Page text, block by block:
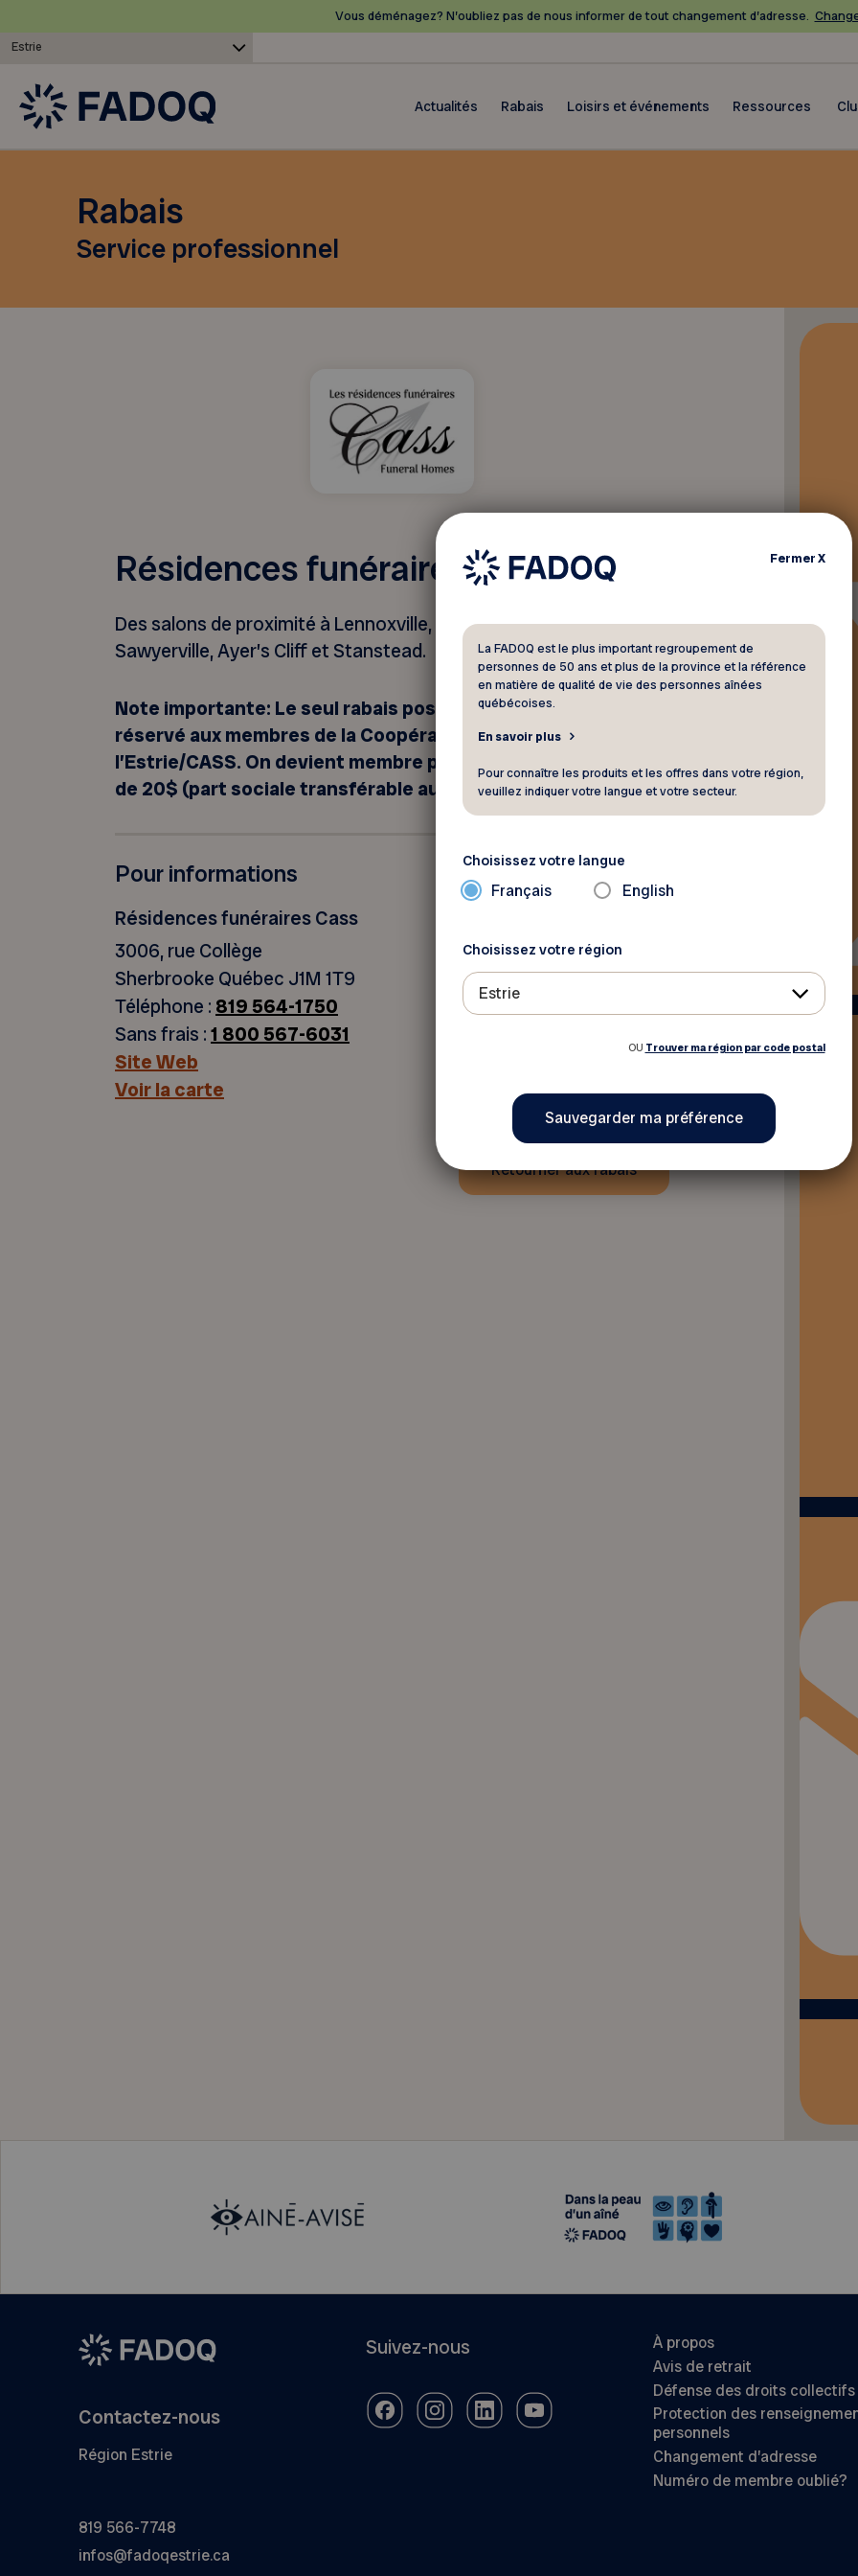
Vous déménagez? N’oubliez pas de nous informer de tout changement d’adresse.
Estrie
Actualités Rabais Loisirs et événements Ressources
Rabais
Service professionnel
Résidences funéraires Cass
Des salons de proximité à Lennoxville, Richmond, Cookshire,
Sawyerville, Ayer’s Cliff et Stanstead.
Note importante: Le seul rabais possible (5%) est celui
réservé aux membres de la Coopérative funéraire de
l’Estrie/CASS. On devient membre pour un montant unique
de 20$ (part sociale transférable au décès)
Pour informations
Résidences funéraires Cass
3006, rue Collège
Sherbrooke Québec J1M 1T9
Téléphone : 819 564-1750
Sans frais :1 800 567-6031
Site Web
Voir la carte
Retourner aux rabais
Contactez-nous
Région Estrie
819 566-7748
infos@fadoqestrie.ca
Suivez-nous
À propos
Avis de retrait
Défense des droits collectifs
Protection des
personnels
Changement d’adresse
Numéro de membre oublié?
FermerX
La FADOQ est le plus important regroupement de
personnes de 50 ans et plus de la province et la référence
en matière de qualité de vie des personnes aînées
québécoises.
En savoir plus
Pour connaître les produits et les offres dans votre région,
veuillez indiquer votre langue et votre secteur.
Choisissez votre langue
Français English
Choisissez votre région
Estrie
OU Trouver ma région par code postal